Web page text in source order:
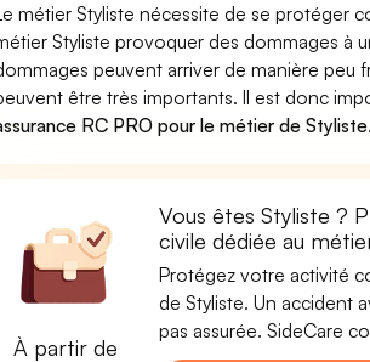
métier Styliste nécessite de se protéger
Styliste provoquer des dommages à
peuvent arriver de manière peu
être très importants. Il est donc
RC PRO pour le métier de Styliste.
À partir de
Vous êtes Styliste ?
civile dédiée au
Protégez votre activité
de Styliste. Un accident
pas assurée. SideCare